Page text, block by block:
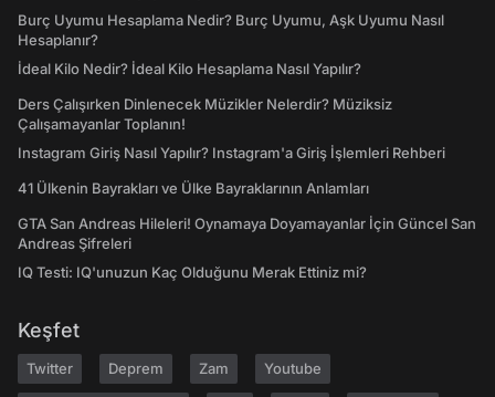
Burç Uyumu Hesaplama Nedir? Burç Uyumu, Aşk Uyumu Nasıl
Hesaplanır?
İdeal Kilo Nedir? İdeal Kilo Hesaplama Nasıl Yapılır?
Ders Çalışırken Dinlenecek Müzikler Nelerdir? Müziksiz
Çalışamayanlar Toplanın!
Instagram Giriş Nasıl Yapılır? Instagram'a Giriş İşlemleri Rehberi
41 Ülkenin Bayrakları ve Ülke Bayraklarının Anlamları
GTA San Andreas Hileleri! Oynamaya Doyamayanlar İçin Güncel San
Andreas Şifreleri
IQ Testi: IQ'unuzun Kaç Olduğunu Merak Ettiniz mi?
Keşfet
Twitter Deprem Zam Youtube